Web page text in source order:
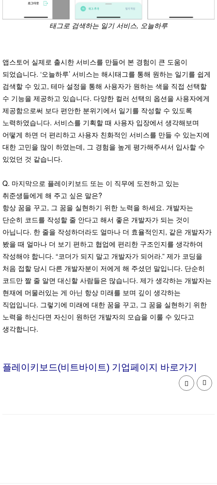
태그로 검색하는 일기 서비스, 오늘하루
앱스토어 실제로 출시한 서비스를 만들어 본 경험이 큰 도움이
되었습니다. ‘오늘하루’ 서비스는 해시태그를 통해 원하는 일기를 쉽게
검색할 수 있고, 테마 설정을 통해 사용자가 원하는 색을 직접 선택할
수 기능을 제공하고 있습니다. 다양한 컬러 선택의 옵션을 사용자에게
제공함으로써 보다 편안한 분위기에서 일기를 작성할 수 있도록
노력하였습니다. 서비스를 기획할 때 사용자 입장에서 생각해보며
어떻게 하면 더 편리하고 사용자 친화적인 서비스를 만들 수 있는지에
대한 고민을 많이 하였는데, 그 경험을 높게 평가해주셔서 입사할 수
있었던 것 같습니다.
Q. 마지막으로 플레이키보드 또는 이 직무에 도전하고 있는
취준생들에게 해 주고 싶은 말은?
항상 꿈을 꾸고, 그 꿈을 실현하기 위한 노력을 하세요. 개발자는
단순히 코드를 작성할 줄 안다고 해서 좋은 개발자가 되는 것이
아닙니다. 한 줄을 작성하더라도 얼마나 더 효율적인지, 같은 개발자가
봤을 때 얼마나 더 보기 편하고 협업에 편리한 구조인지를 생각하여
작성해야 합니다. “코더가 되지 말고 개발자가 되어라.” 제가 코딩을
처음 접할 당시 다른 개발자분이 저에게 해 주셨던 말입니다. 단순히
코드만 짤 줄 알면 대신할 사람들은 많습니다. 제가 생각하는 개발자는
현재에 머물러있는 게 아닌 항상 미래를 보며 깊이 생각하는
직업입니다. 그렇기에 미래에 대한 꿈을 꾸고, 그 꿈을 실현하기 위한
노력을 하신다면 자신이 원하던 개발자의 모습을 이룰 수 있다고
생각합니다.
플레이키보드(비트바이트) 기업페이지 바로가기